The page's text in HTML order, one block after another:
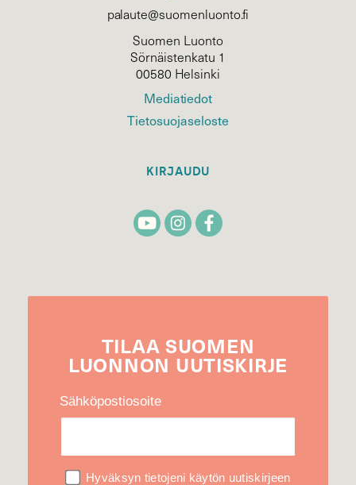
palaute@suomenluonto.fi
Suomen Luonto
Sörnäistenkatu 1
00580 Helsinki
Mediatiedot
Tietosuojaseloste
KIRJAUDU
TILAA SUOMEN
LUONNON UUTIS­KIRJE
Sähköpostiosoite
Hyväksyn tietojeni käytön uutiskirjeen